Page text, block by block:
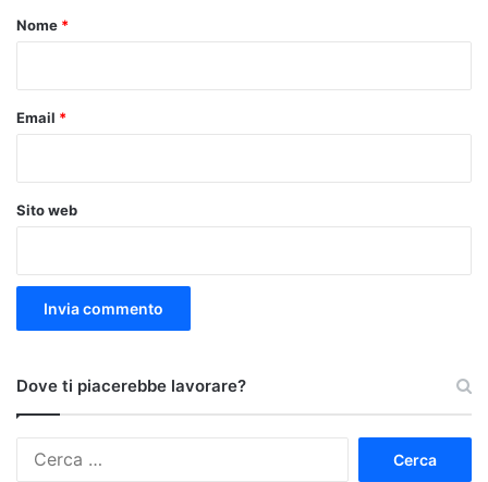
o
Nome *
Email *
Sito web
Dove ti piacerebbe lavorare?